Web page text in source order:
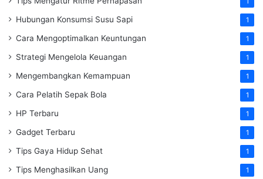
Hubungan Konsumsi Susu Sapi 1
Cara Mengoptimalkan Keuntungan 1
Strategi Mengelola Keuangan 1
Mengembangkan Kemampuan 1
Cara Pelatih Sepak Bola 1
HP Terbaru 1
Gadget Terbaru 1
Tips Gaya Hidup Sehat 1
Tips Menghasilkan Uang 1